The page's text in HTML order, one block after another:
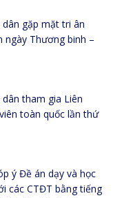
gặp mặt tri ân
ngày Thương binh –
tham gia Liên
toàn quốc lần thứ
ý Đề án dạy và học
các CTĐT bằng tiếng